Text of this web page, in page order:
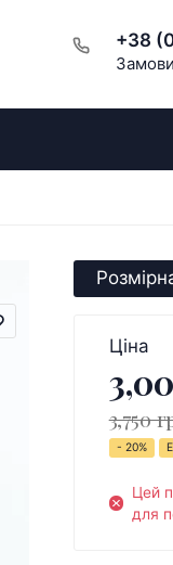
+38
Ціна
3,750
- 20%
Цей
для